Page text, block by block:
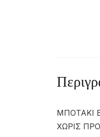
ΜΠΟΤΑΚΙ
ΧΩΡΙΣ